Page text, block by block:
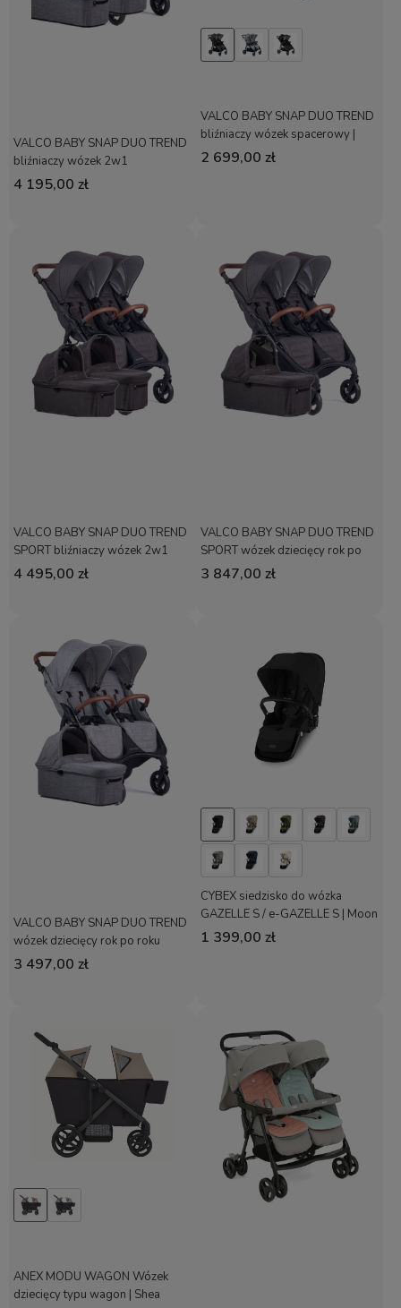
VALCO BABY SNAP DUO TREND
bliźniaczy wózek 2w1
4 195,00 zł
VALCO BABY SNAP DUO TREND
bliźniaczy wózek spacerowy |
Charcoal
2 699,00 zł
VALCO BABY SNAP DUO TREND
SPORT bliźniaczy wózek 2w1
4 495,00 zł
VALCO BABY SNAP DUO TREND
SPORT wózek dziecięcy rok po
roku
3 847,00 zł
VALCO BABY SNAP DUO TREND
wózek dziecięcy rok po roku
3 497,00 zł
CYBEX siedzisko do wózka
GAZELLE S / e-GAZELLE S | Moon
Black
1 399,00 zł
ANEX MODU WAGON Wózek
dziecięcy typu wagon | Shea